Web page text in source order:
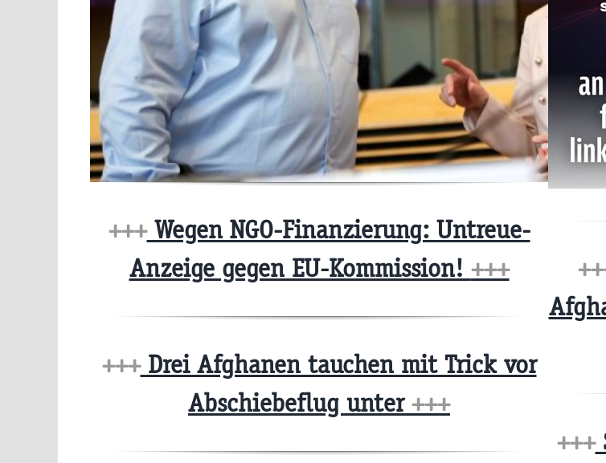
+++Wegen NGO-Finanzierung: Untreue-
Anzeige gegen EU-Kommission! +++
+++Drei Afghanen tauchen mit Trick vor
Abschiebeflug unter+++
+++